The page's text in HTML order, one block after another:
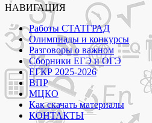
НАВИГАЦИЯ
Работы СТАТГРАД
Олимпиады и конкурсы
Разговоры о важном
Сборники ЕГЭ и ОГЭ
ЕГКР 2025-2026
ВПР
МЦКО
Как скачать материалы
КОНТАКТЫ